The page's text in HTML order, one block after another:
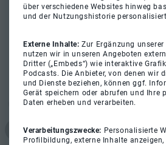
über verschiedene Websites hinweg
und der Nutzungshistorie
Externe Inhalte:Zur Ergänzung
nutzen wir in unseren Angeboten
Dritter („Embeds“) wie interaktive
Podcasts. Die Anbieter, von denen wir
und Dienste beziehen, können ggf.
Gerät speichern oder abrufen und Ihre
Daten erheben und verarbeiten.
Verarbeitungszwecke: Personalisierte
Profilbildung, externe Inhalte